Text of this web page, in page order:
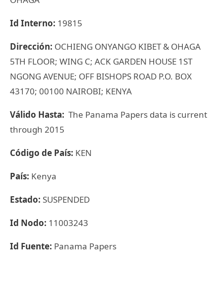
Id Interno: 19815
Dirección: OCHIENG ONYANGO KIBET & OHAGA
5TH FLOOR; WING C; ACK GARDEN HOUSE 1ST
NGONG AVENUE; OFF BISHOPS ROAD P.O. BOX
43170; 00100 NAIROBI; KENYA
Válido Hasta: The Panama Papers data is current
through 2015
Código de País: KEN
País: Kenya
Estado: SUSPENDED
Id Nodo: 11003243
Id Fuente: Panama Papers